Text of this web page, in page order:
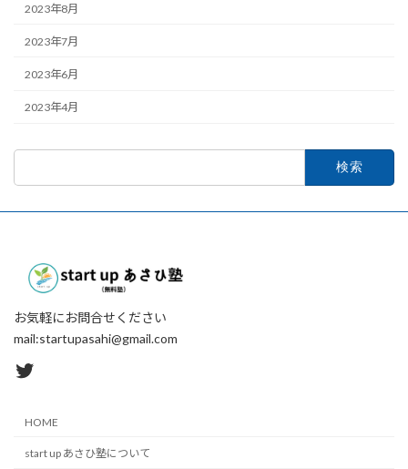
2023年8月
2023年7月
2023年6月
2023年4月
お気軽にお問合せください
mail:startupasahi@gmail.com
Twitter
HOME
start up あさひ塾について